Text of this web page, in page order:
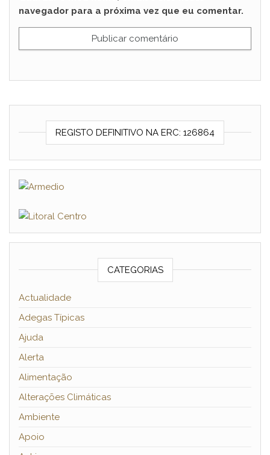
navegador para a próxima vez que eu comentar.
REGISTO DEFINITIVO NA ERC: 126864
CATEGORIAS
Actualidade
Adegas Típicas
Ajuda
Alerta
Alimentação
Alterações Climáticas
Ambiente
Apoio